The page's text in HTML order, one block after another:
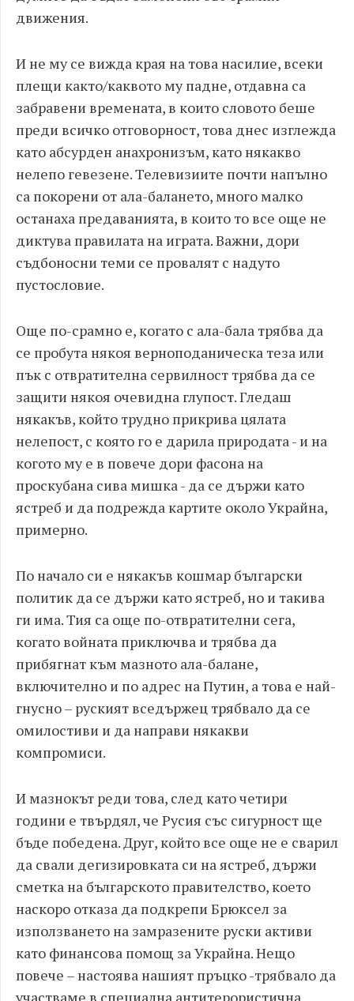
движения.
И не му се вижда края на това насилие, всеки
плещи както/каквото му падне, отдавна са
забравени времената, в които словото беше
преди всичко отговорност, това днес изглежда
като абсурден анахронизъм, като някакво
нелепо гевезене. Телевизиите почти напълно
са покорени от ала-балането, много малко
останаха предаванията, в които то все още не
диктува правилата на играта. Важни, дори
съдбоносни теми се провалят с надуто
пустословие.
Още по-срамно е, когато с ала-бала трябва да
се пробута някоя верноподаническа теза или
пък с отвратителна сервилност трябва да се
защити някоя очевидна глупост. Гледаш
някакъв, който трудно прикрива цялата
нелепост, с която го е дарила природата - и на
когото му е в повече дори фасона на
проскубана сива мишка - да се държи като
ястреб и да подрежда картите около Украйна,
примерно.
По начало си е някакъв кошмар български
политик да се държи като ястреб, но и такива
ги има. Тия са още по-отвратителни сега,
когато войната приключва и трябва да
прибягнат към мазното ала-балане,
включително и по адрес на Путин, а това е най-
гнусно – руският вседържец трябвало да се
омилостиви и да направи някакви
компромиси.
И мазнокът реди това, след като четири
години е твърдял, че Русия със сигурност ще
бъде победена. Друг, който все още не е сварил
да свали дегизировката си на ястреб, държи
сметка на българското правителство, което
наскоро отказа да подкрепи Брюксел за
използването на замразените руски активи
като финансова помощ за Украйна. Нещо
повече – настоява нашият пръцко -трябвало да
участваме в специална антитерористична